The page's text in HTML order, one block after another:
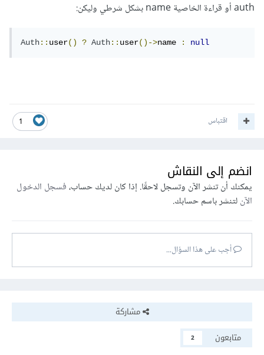
auth أو قراءة الخاصية name بشكل شرطي وليكن:
Auth::user() ? Auth::user()->name : null
1 اقتباس
انضم إلى النقاش
يمكنك أن تنشر الآن وتسجل لاحقًا. إذا كان لديك حساب،فسجل الدخول
الآنلتنشر باسم حسابك.
أجب على هذا السؤال...
مشاركة
متابعون
2